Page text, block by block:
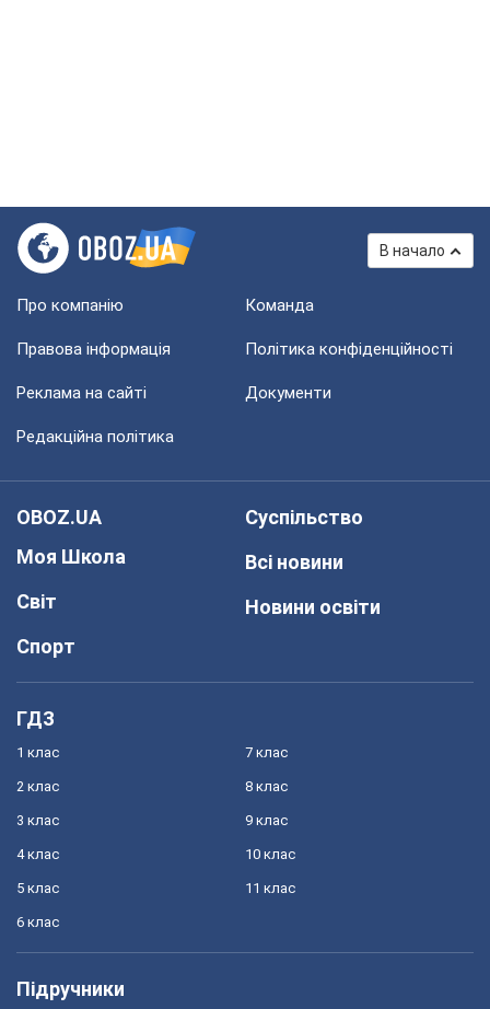
В начало
Про компанію Команда
Правова інформація Політика конфіденційності
Реклама на сайті Документи
Редакційна політика
OBOZ.UA
Моя Школа
Світ
Спорт
Суспільство
Всі новини
Новини освіти
ГДЗ
1 клас
2 клас
3 клас
4 клас
5 клас
6 клас
7 клас
8 клас
9 клас
10 клас
11 клас
Підручники